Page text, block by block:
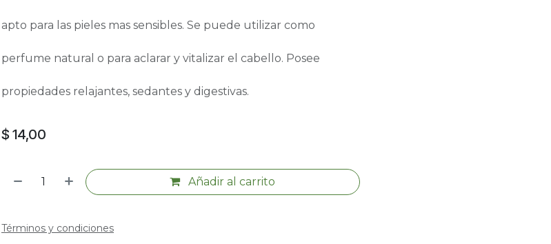
apto para las pieles mas sensibles. Se puede utilizar como
perfume natural o para aclarar y vitalizar el cabello. Posee
propiedades relajantes, sedantes y digestivas.
$ 14,00
Añadir al carrito
Términos y condiciones